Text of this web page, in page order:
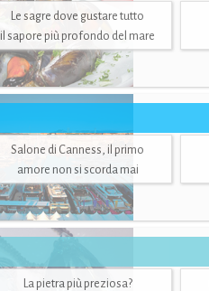
Le sagre dove gustare tutto
il sapore più profondo del mare
Salone di Canness, il primo
amore non si scorda mai
La pietra più preziosa?